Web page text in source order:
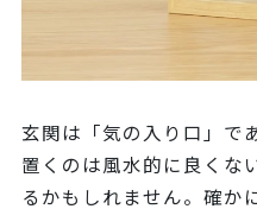
玄関は「気の入り口」で
置くのは風水的に良くな
るかもしれません。確か